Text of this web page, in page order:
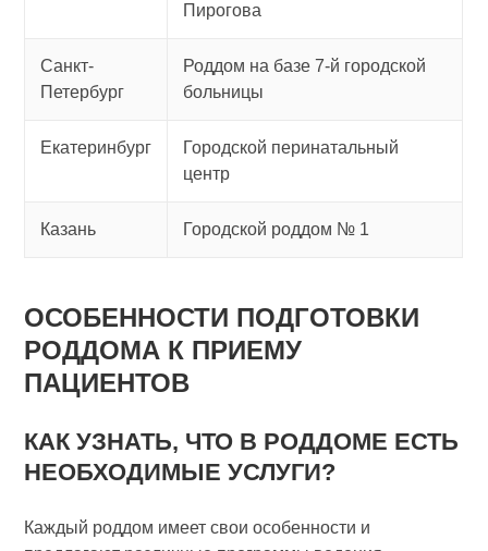
Пирогова
Санкт-
Петербург
Роддом на базе 7-й городской
больницы
Екатеринбург
Городской перинатальный
центр
Казань Городской роддом № 1
ОСОБЕННОСТИ ПОДГОТОВКИ
РОДДОМА К ПРИЕМУ
ПАЦИЕНТОВ
КАК УЗНАТЬ, ЧТО В РОДДОМЕ ЕСТЬ
НЕОБХОДИМЫЕ УСЛУГИ?
Каждый роддом имеет свои особенности и